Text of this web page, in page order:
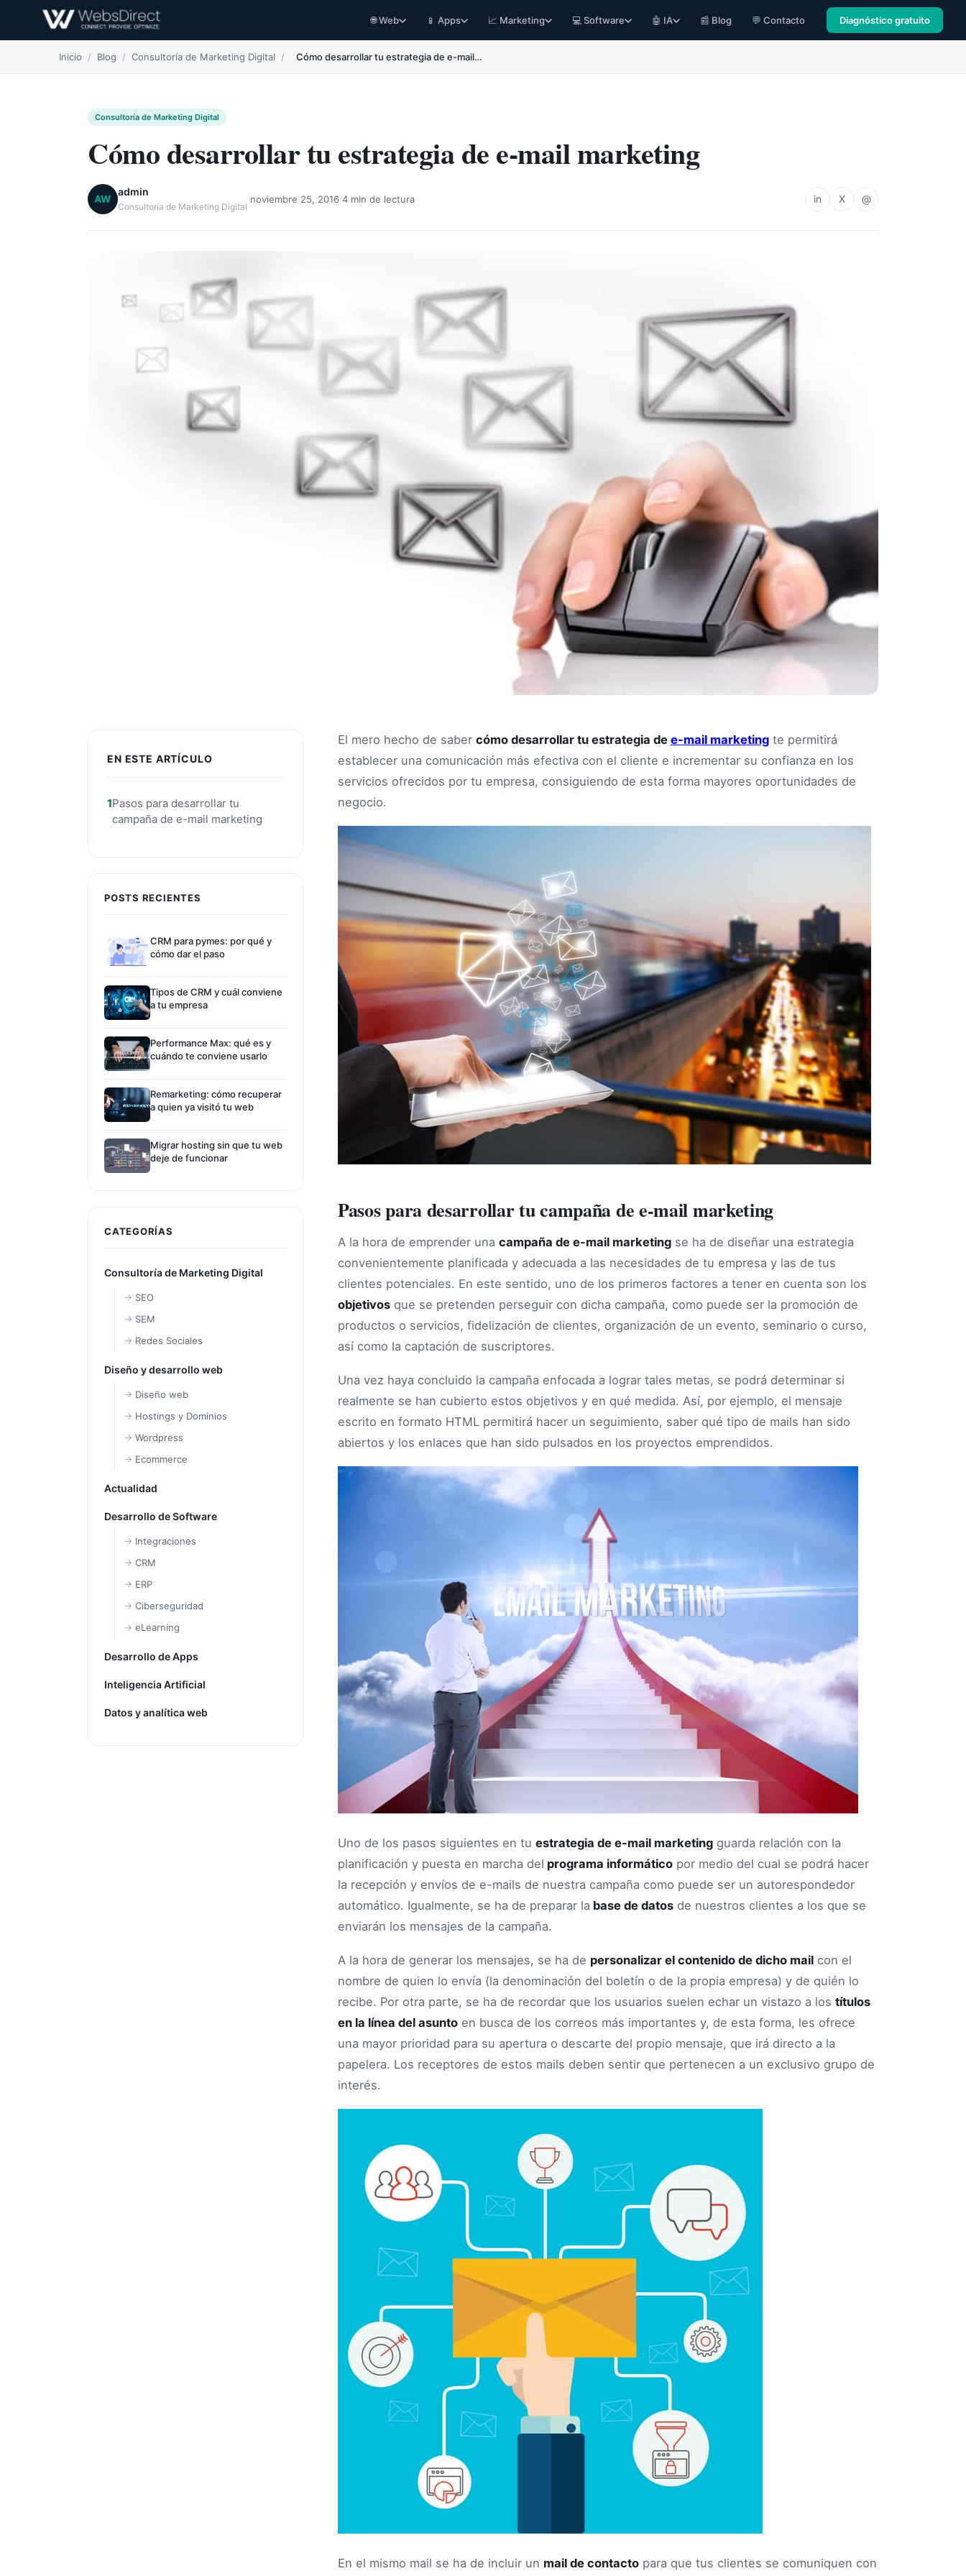
🌐 Web 📱 Apps 📈 Marketing 💻 Software 🤖 IA 📰 Blog 💬 Contacto Diagnóstico gratuito
Inicio / Blog / Consultoría de Marketing Digital / Cómo desarrollar tu estrategia de e-mail…
Consultoría de Marketing Digital
Cómo desarrollar tu estrategia de e-mail marketing
AW
admin
Consultoría de Marketing Digital
noviembre 25, 2016 4 min de lectura in X @
EN ESTE ARTÍCULO
Pasos para desarrollar tu
campaña de e-mail marketing
POSTS RECIENTES
CRM para pymes: por qué y
cómo dar el paso
Tipos de CRM y cuál conviene
a tu empresa
Performance Max: qué es y
cuándo te conviene usarlo
Remarketing: cómo recuperar
a quien ya visitó tu web
Migrar hosting sin que tu web
deje de funcionar
CATEGORÍAS
Consultoría de Marketing Digital
SEO
SEM
Redes Sociales
Diseño y desarrollo web
Diseño web
Hostings y Dominios
Wordpress
Ecommerce
Actualidad
Desarrollo de Software
Integraciones
CRM
ERP
Ciberseguridad
eLearning
Desarrollo de Apps
Inteligencia Artificial
Datos y analítica web
El mero hecho de saber cómo desarrollar tu estrategia de e-mail marketing te permitirá
establecer una comunicación más efectiva con el cliente e incrementar su confianza en los
servicios ofrecidos por tu empresa, consiguiendo de esta forma mayores oportunidades de
negocio.
Pasos para desarrollar tu campaña de e-mail marketing
A la hora de emprender una campaña de e-mail marketing se ha de diseñar una estrategia
convenientemente planificada y adecuada a las necesidades de tu empresa y las de tus
clientes potenciales. En este sentido, uno de los primeros factores a tener en cuenta son los
objetivos que se pretenden perseguir con dicha campaña, como puede ser la promoción de
productos o servicios, fidelización de clientes, organización de un evento, seminario o curso,
así como la captación de suscriptores.
Una vez haya concluido la campaña enfocada a lograr tales metas, se podrá determinar si
realmente se han cubierto estos objetivos y en qué medida. Así, por ejemplo, el mensaje
escrito en formato HTML permitirá hacer un seguimiento, saber qué tipo de mails han sido
abiertos y los enlaces que han sido pulsados en los proyectos emprendidos.
Uno de los pasos siguientes en tu estrategia de e-mail marketing guarda relación con la
planificación y puesta en marcha del programa informático por medio del cual se podrá hacer
la recepción y envíos de e-mails de nuestra campaña como puede ser un autorespondedor
automático. Igualmente, se ha de preparar la base de datos de nuestros clientes a los que se
enviarán los mensajes de la campaña.
A la hora de generar los mensajes, se ha de personalizar el contenido de dicho mail con el
nombre de quien lo envía (la denominación del boletín o de la propia empresa) y de quién lo
recibe. Por otra parte, se ha de recordar que los usuarios suelen echar un vistazo a los títulos
en la línea del asunto en busca de los correos más importantes y, de esta forma, les ofrece
una mayor prioridad para su apertura o descarte del propio mensaje, que irá directo a la
papelera. Los receptores de estos mails deben sentir que pertenecen a un exclusivo grupo de
interés.
En el mismo mail se ha de incluir un mail de contacto para que tus clientes se comuniquen con